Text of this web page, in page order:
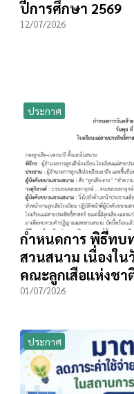
ปีการศึกษา 2569
12/07/2026
ประกาศ
กำหนดการ พิธีท
สวนสนาม เนื่องใ
คณะลูกเสือแห่งชา
01/07/2026
ประกาศ